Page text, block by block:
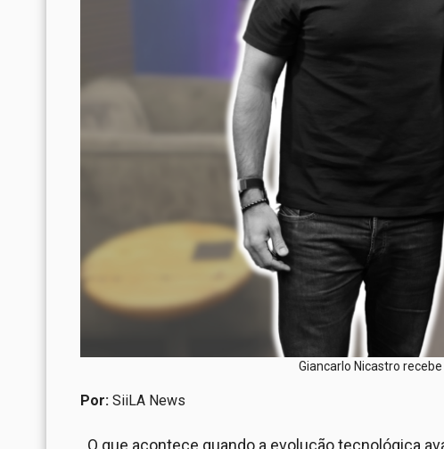
Giancarlo Nicastro
Por: SiiLA News
O que acontece quando a evolução tecnológica